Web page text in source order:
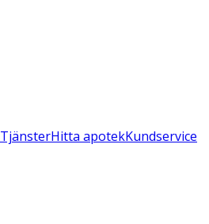
TjänsterHitta apotekKundservice